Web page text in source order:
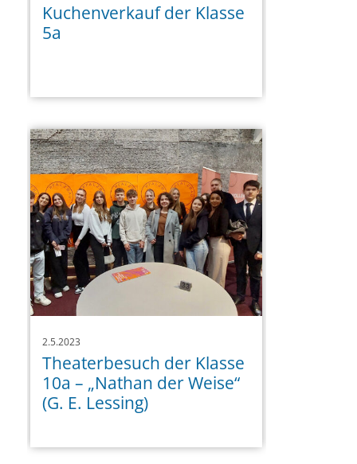
Kuchenverkauf der Klasse
5a
2.5.2023
Theaterbesuch der Klasse
10a – „Nathan der Weise“
(G. E. Lessing)